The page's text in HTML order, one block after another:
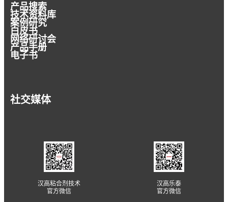
产品搜索
技术资料库
案例研究
白皮书
网络研讨会
产品手册
电子书
社交媒体
汉高粘合剂技术
官方微信
汉高乐泰
官方微信